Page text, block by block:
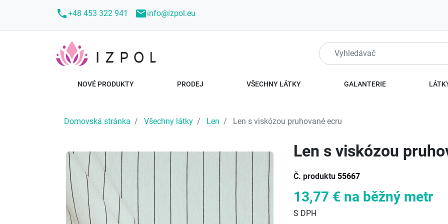
call+48 453 322 941 mailinfo@izpol.eu
NOVÉ PRODUKTY PRODEJ VŠECHNY LÁTKY GALANTERIE
Domovská stránka Všechny látky Len Len s viskózou pruhované ecru
Len s viskózou
Č. produktu 55667
13,77 € na běžný metr
S DPH